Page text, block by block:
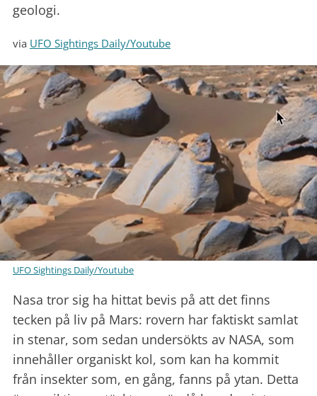
geologi.
via UFO Sightings Daily/Youtube
UFO Sightings Daily/Youtube
Nasa tror sig ha hittat bevis på att det finns
tecken på liv på Mars: rovern har faktiskt samlat
in stenar, som sedan undersökts av NASA, som
innehåller organiskt kol, som kan ha kommit
från insekter som, en gång, fanns på ytan. Detta